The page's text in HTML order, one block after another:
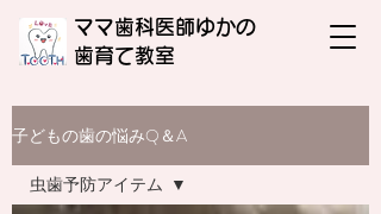
ママ歯科医師ゆかの
​歯育て教室
子どもの歯の悩みQ＆A
虫歯予防アイテム